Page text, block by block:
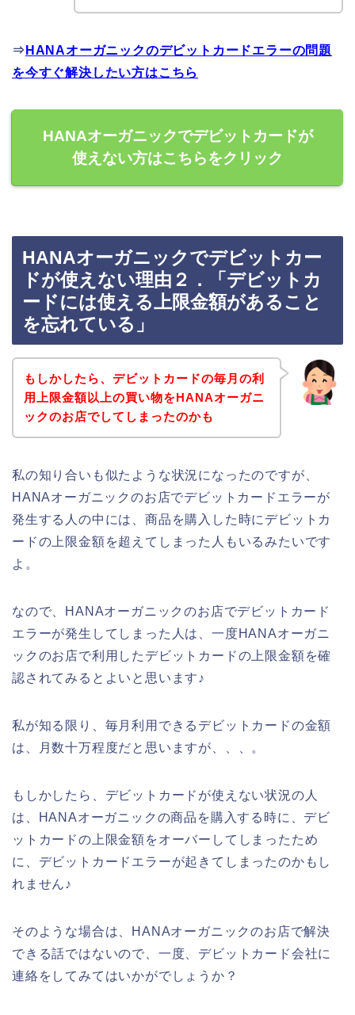
⇒ HANAオーガニックのデビットカードエラーの問題
を今すぐ解決したい方はこちら
HANAオーガニックでデビットカードが
使えない方はこちらをクリック
HANAオーガニックでデビットカー
ドが使えない理由２．「デビットカ
ードには使える上限金額があること
を忘れている」
もしかしたら、デビットカードの毎月の利
用上限金額以上の買い物をHANAオーガニ
ックのお店でしてしまったのかも
私の知り合いも似たような状況になったのですが、
HANAオーガニックのお店でデビットカードエラーが
発生する人の中には、商品を購入した時にデビットカ
ードの上限金額を超えてしまった人もいるみたいです
よ。
なので、HANAオーガニックのお店でデビットカード
エラーが発生してしまった人は、一度HANAオーガニ
ックのお店で利用したデビットカードの上限金額を確
認されてみるとよいと思います♪
私が知る限り、毎月利用できるデビットカードの金額
は、月数十万程度だと思いますが、、、。
もしかしたら、デビットカードが使えない状況の人
は、HANAオーガニックの商品を購入する時に、デビ
ットカードの上限金額をオーバーしてしまったため
に、デビットカードエラーが起きてしまったのかもし
れません♪
そのような場合は、HANAオーガニックのお店で解決
できる話ではないので、一度、デビットカード会社に
連絡をしてみてはいかがでしょうか？